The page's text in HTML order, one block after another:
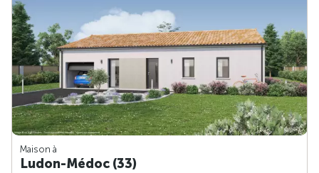
Maison à
Ludon-Médoc (33)